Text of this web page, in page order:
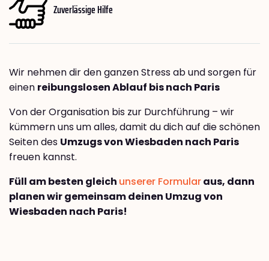
Zuverlässige Hilfe
Wir nehmen dir den ganzen Stress ab und sorgen für
einen reibungslosen Ablauf bis nach Paris
Von der Organisation bis zur Durchführung – wir
kümmern uns um alles, damit du dich auf die schönen
Seiten des Umzugs von Wiesbaden nach Paris
freuen kannst.
Füll am besten gleich unserer Formularaus, dann
planen wir gemeinsam deinen Umzug von
Wiesbaden nach Paris!